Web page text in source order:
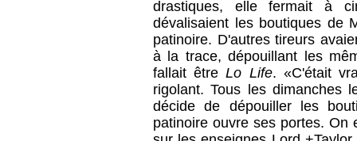
drastiques, elle fermait à
dévalisaient les boutiques de
patinoire. D'autres tireurs
à la trace, dépouillant les
fallait êtreLo Life. «C'était
rigolant. Tous les dimanches
décide de dépouiller les
patinoire ouvre ses portes.